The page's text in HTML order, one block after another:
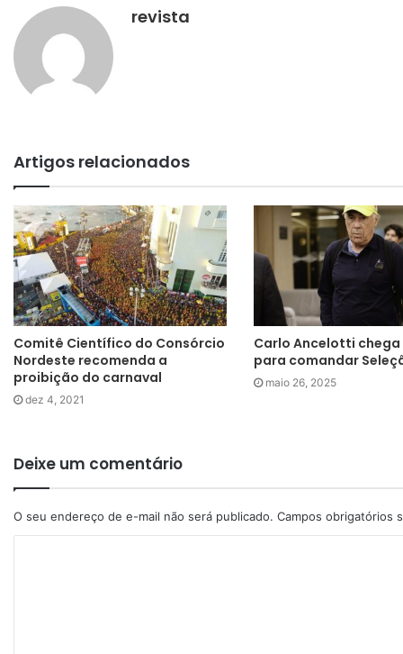
revista
Artigos relacionados
Comitê Científico do Consórcio
Nordeste recomenda a
proibição do carnaval
dez 4, 2021
Carlo Ancelotti chega
para comandar
maio 26, 2025
Deixe um comentário
O seu endereço de e-mail não será publicado. Campos obrigatórios